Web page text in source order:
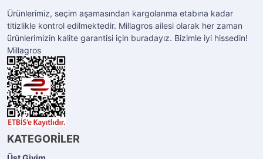
Ürünlerimiz, seçim aşamasından kargolanma etabına kadar
titizlikle kontrol edilmektedir. Millagros ailesi olarak her zaman
ürünlerimizin kalite garantisi için buradayız. Bizimle iyi hissedin!
Millagros
KATEGORİLER